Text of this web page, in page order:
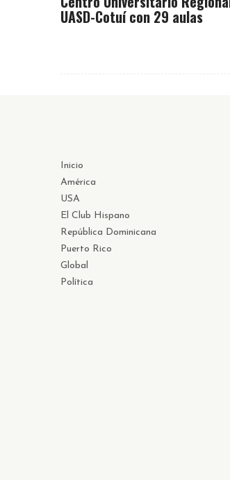
UASD-Cotuí con 29 aulas
Inicio
América
USA
El Club Hispano
República Dominicana
Puerto Rico
Global
Política